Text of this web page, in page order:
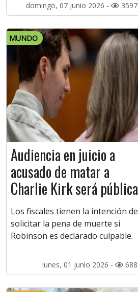
domingo, 07 junio 2026 - 3597
MUNDO
Audiencia en juicio a
acusado de matar a
Charlie Kirk será pública
Los fiscales tienen la intención de
solicitar la pena de muerte si
Robinson es declarado culpable.
lunes, 01 junio 2026 - 688